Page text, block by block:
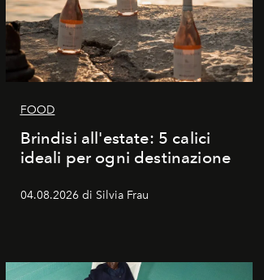
FOOD
Brindisi all'estate: 5 calici
ideali per ogni destinazione
04.08.2026 di Silvia Frau